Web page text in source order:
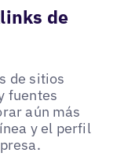
de
de sitios
fuentes
aún más
y el perfil